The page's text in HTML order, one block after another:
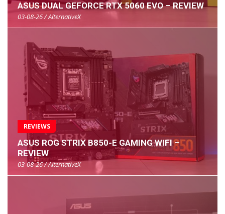
ASUS DUAL GEFORCE RTX 5060 EVO – REVIEW
03-08-26 / AlternativeX
REVIEWS
ASUS ROG STRIX B850-E GAMING WIFI –
REVIEW
03-08-26 / AlternativeX